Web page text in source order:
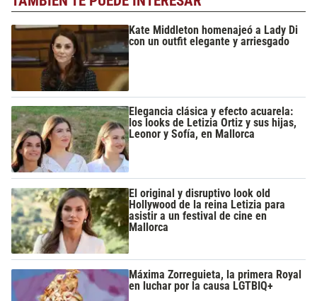
Kate Middleton homenajeó a Lady Di
con un outfit elegante y arriesgado
Elegancia clásica y efecto acuarela:
los looks de Letizia Ortiz y sus hijas,
Leonor y Sofía, en Mallorca
El original y disruptivo look old
Hollywood de la reina Letizia para
asistir a un festival de cine en
Mallorca
Máxima Zorreguieta, la primera Royal
en luchar por la causa LGTBIQ+